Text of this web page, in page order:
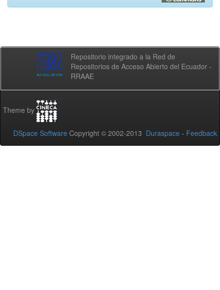
Repositorio integrado a la Red de
Repositorios de Acceso Abierto del Ecuador -
RRAAE
Theme by
DSpace Software Copyright © 2002-2013 Duraspace - Feedback